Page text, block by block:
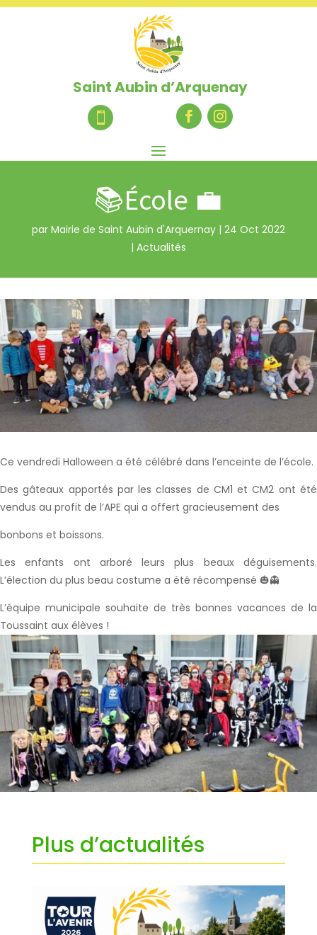
Saint Aubin d’Arquenay

📚École 💼
par Mairie de Saint Aubin d'Arquernay| 24 Oct 2022
| Actualités
Ce vendredi Halloween a été célébré dans l’enceinte de l’école.
Des gâteaux apportés par les classes de CM1 et CM2 ont été
vendus au profit de l’APE qui a offert gracieusement des
bonbons et boissons.
Les enfants ont arboré leurs plus beaux déguisements.
L’élection du plus beau costume a été récompensé 🎃👻
L’équipe municipale souhaite de très bonnes vacances de la
Toussaint aux élèves !
Plus d’actualités